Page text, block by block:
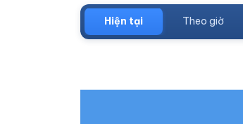
Hiện tại Theo giờ